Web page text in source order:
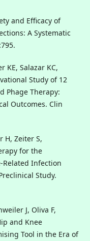
and Efficacy of
A Systematic
KE, Salazar KC,
Study of 12
Phage Therapy:
Outcomes. Clin
H, Zeiter S,
for the
Related Infection
Study.
J, Oliva F,
and Knee
Tool in the Era of